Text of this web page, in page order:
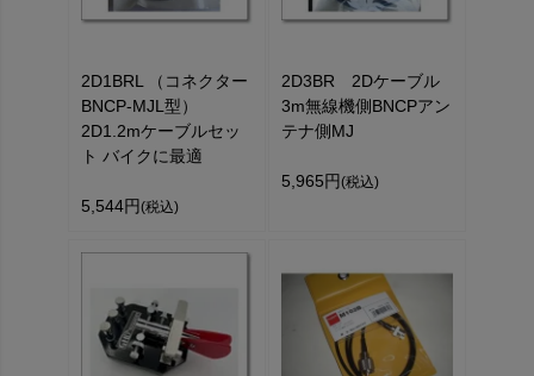
2D1BRL （コネクター
BNCP-MJL型）
2D1.2mケーブルセッ
ト バイクに最適
5,544円 (税込)
2D3BR 2Dケーブル
3m無線機側BNCPアン
テナ側MJ
5,965円 (税込)